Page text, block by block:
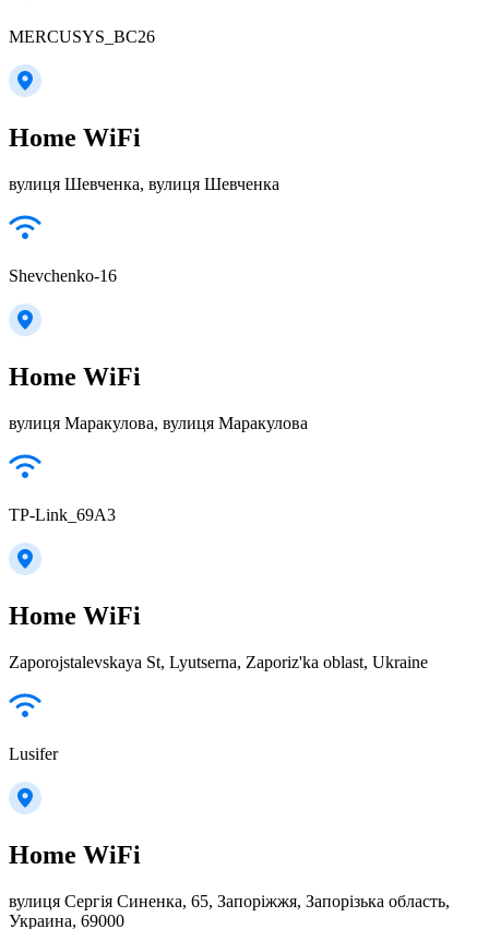
MERCUSYS_BC26
Home WiFi
вулиця Шевченка, вулиця Шевченка
Shevchenko-16
Home WiFi
вулиця Маракулова, вулиця Маракулова
TP-Link_69A3
Home WiFi
Zaporojstalevskaya St, Lyutserna, Zaporiz'ka oblast, Ukraine
Lusifer
Home WiFi
вулиця Сергія Синенка, 65, Запоріжжя, Запорізька область,
Украина, 69000